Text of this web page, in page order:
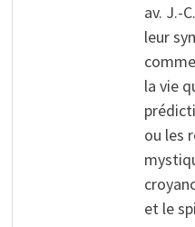
av. J.-
leur
la vie
ou les
et le